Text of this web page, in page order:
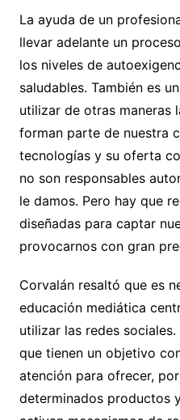
La ayuda de un
llevar adelante un
los niveles de
saludables. También es
utilizar de otras maneras
forman parte de nuestra
tecnologías y su oferta
no son responsables
le damos. Pero hay que
diseñadas para captar
provocarnos con gran
Corvalán resaltó que es
educación mediática
utilizar las redes
que tienen un objetivo
atención para ofrecer,
determinados productos